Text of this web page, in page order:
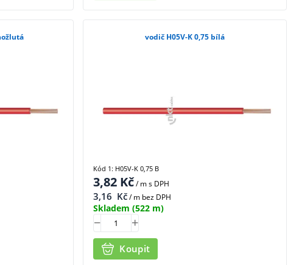
vodič H05V-K 0,75 bílá
3,82 Kč/ ms DPH
3,16 Kč/ m bez DPH
Skladem (522 m)
Koupit
Kód 1: H05V-K 0,75 B